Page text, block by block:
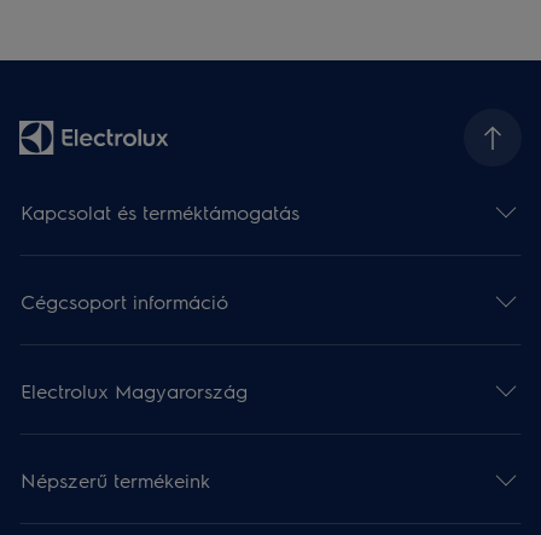
Kapcsolat és terméktámogatás
Cégcsoport információ
Electrolux Magyarország
Népszerű termékeink